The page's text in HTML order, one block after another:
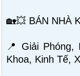
🏡💥 BÁN NHÀ
📍 Giải
Khoa, Kinh Tế,